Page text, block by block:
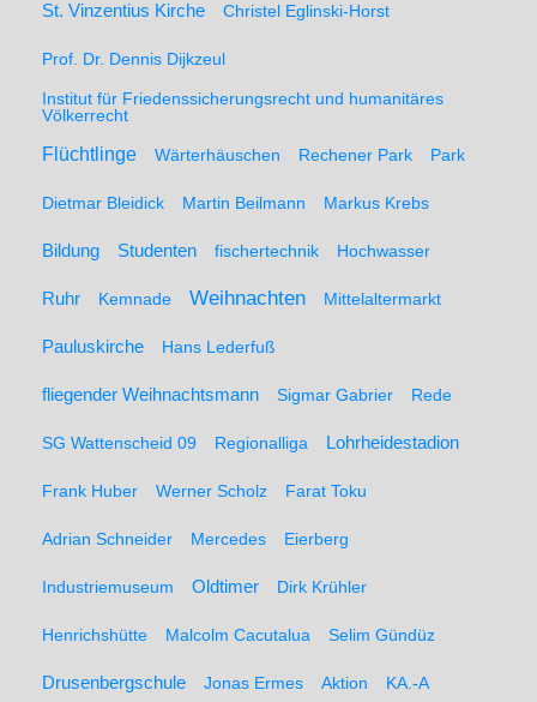
St. Vinzentius Kirche Christel Eglinski-Horst
Prof. Dr. Dennis Dijkzeul
Institut für Friedenssicherungsrecht und humanitäres
Völkerrecht
Flüchtlinge Wärterhäuschen Rechener Park Park
Dietmar Bleidick Martin Beilmann Markus Krebs
Bildung Studenten fischertechnik Hochwasser
Ruhr Kemnade Weihnachten Mittelaltermarkt
Pauluskirche Hans Lederfuß
fliegender Weihnachtsmann Sigmar Gabrier Rede
SG Wattenscheid 09 Regionalliga Lohrheidestadion
Frank Huber Werner Scholz Farat Toku
Adrian Schneider Mercedes Eierberg
Industriemuseum Oldtimer Dirk Krühler
Henrichshütte Malcolm Cacutalua Selim Gündüz
Drusenbergschule Jonas Ermes Aktion KA.-A